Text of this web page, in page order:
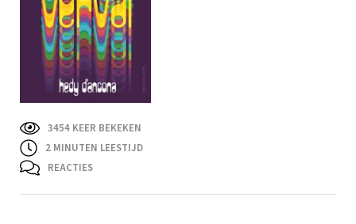
3454 KEER BEKEKEN
2 MINUTEN LEESTIJD
REACTIES